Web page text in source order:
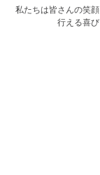
私たちは皆さんの笑
行える喜び